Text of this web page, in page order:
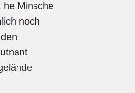
he Minsche
noch